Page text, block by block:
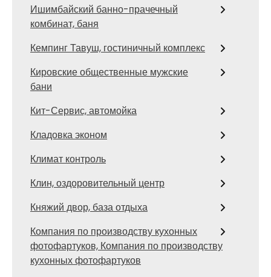
Ишимбайский банно-прачечный
комбинат, баня
Кемпинг Тавуш, гостиничный комплекс
Кировские общественные мужские
бани
Кит-Сервис, автомойка
Кладовка эконом
Климат контроль
Клин, оздоровительный центр
Княжий двор, база отдыха
Компания по производству кухонных
фотофартуков, Компания по производству
кухонных фотофартуков